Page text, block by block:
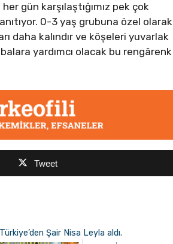
gün karşılaştığımız pek çok
0-3 yaş grubuna özel olarak
daha kalındır ve köşeleri yuvarlak
yardımcı olacak bu rengârenk
Tweet
Şair Nisa Leyla aldı.